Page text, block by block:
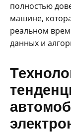
полностью
машине,
реальном
данных и